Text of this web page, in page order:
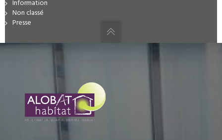
Information
Non classé
Presse